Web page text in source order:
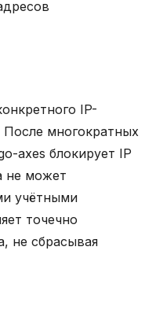
IP-
После многократных
axes блокирует IP
не может
учётными
точечно
не сбрасывая